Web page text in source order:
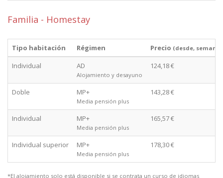
Familia - Homestay
Tipo habitación Régimen Precio (desde, semana)
Individual AD
Alojamiento y desayuno
124,18 €
Doble MP+
Media pensión plus
143,28 €
Individual MP+
Media pensión plus
165,57 €
Individual superior MP+
Media pensión plus
178,30 €
*El alojamiento solo está disponible si se contrata un curso de idiomas